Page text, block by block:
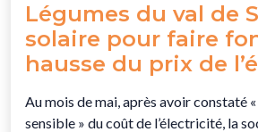
Légumes du val de
solaire pour faire
hausse du prix de
Au mois de mai, après avoir constaté «
sensible » du coût de l’électricité, la